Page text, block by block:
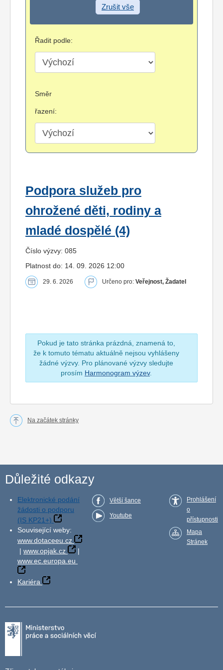
Zrušit vše
Řadit podle:
Směr
řazení:
Podpora služeb pro
ohrožené děti, rodiny a
mladé dospělé (4)
Číslo výzvy: 085
Platnost do: 14. 09. 2026 12:00
29. 6. 2026 Určeno pro: Veřejnost, Žadatel
Pokud je tato stránka prázdná, znamená to,
že k tomuto tématu aktuálně nejsou vyhlášeny
žádné výzvy. Pro plánované výzvy sledujte
prosím Harmonogram výzev.
Na začátek stránky
Důležité odkazy
Elektronické podání
žádosti o podporu
(IS KP21+)
Související weby:
www.dotaceeu.cz
| www.opjak.cz
|
www.ec.europa.eu
Kariéra
Větší šance
Youtube
Prohlášení
o
přístupnosti
Mapa
Stránek